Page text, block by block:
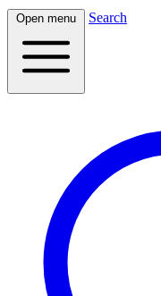
Open menu Search